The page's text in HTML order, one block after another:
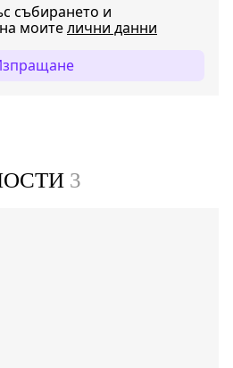
събирането и
моителични данни
3